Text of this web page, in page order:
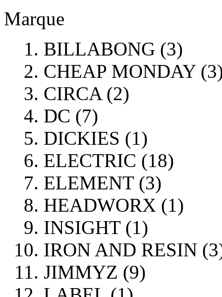
Marque
BILLABONG (3)
CHEAP MONDAY
CIRCA (2)
DC (7)
DICKIES (1)
ELECTRIC (18)
ELEMENT (3)
HEADWORX (1)
INSIGHT (1)
IRON AND RESIN
JIMMYZ (9)